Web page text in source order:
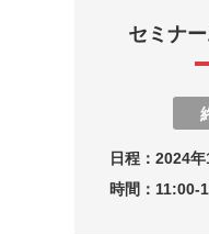
セミナ
日程： 2024年
時間： 11:00-